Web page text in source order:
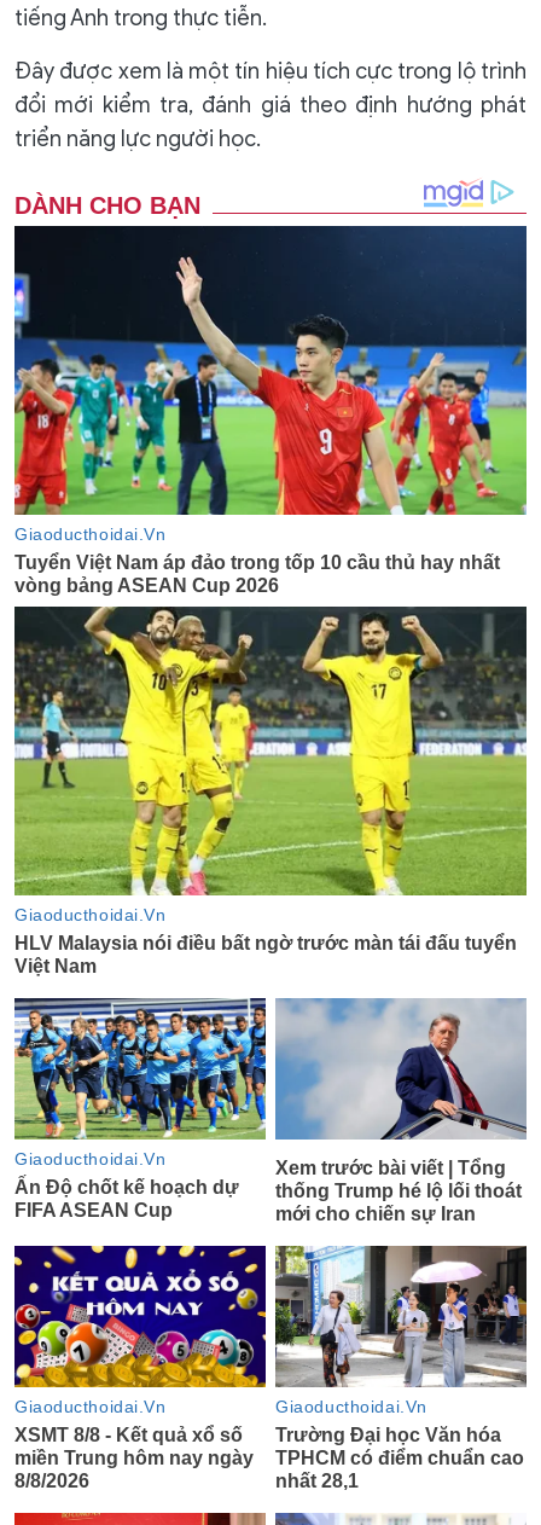
tiếng Anh trong thực tiễn.
Đây được xem là một tín hiệu tích cực trong lộ trình
đổi mới kiểm tra, đánh giá theo định hướng phát
triển năng lực người học.